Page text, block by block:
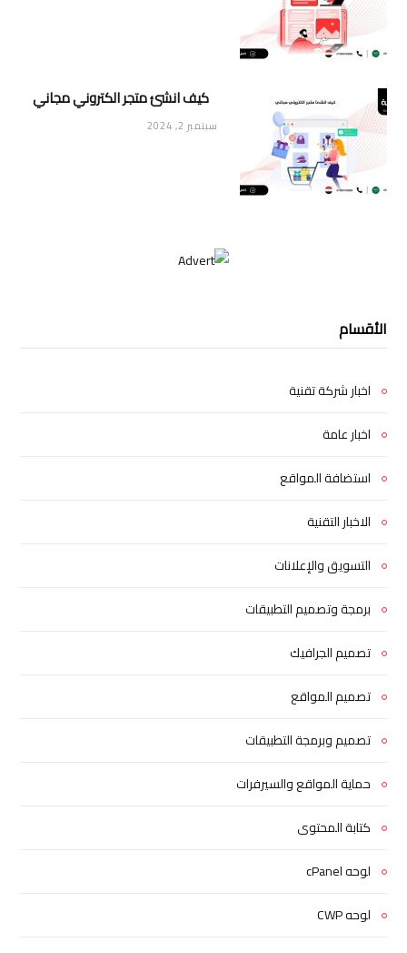
كيف انشئ متجر الكتروني مجاني
سبتمبر 2, 2024
الأقسام
اخبار شركة تقنية
اخبار عامة
استضافة المواقع
الاخبار التقنية
التسويق والإعلانات
برمجة وتصميم التطبيقات
تصميم الجرافيك
تصميم المواقع
تصميم وبرمجة التطبيقات
حماية المواقع والسيرفرات
كتابة المحتوى
لوحه cPanel
لوحه CWP